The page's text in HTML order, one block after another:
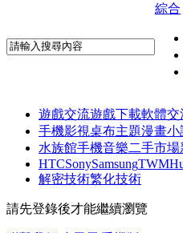
綜合
遊戲交流遊戲下載軟體交
手機影視桌布主題漫畫小
水族館手機音樂二手市場
HTCSonySamsungTWM
解密技術繁化技術
請先登錄後才能繼續瀏覽